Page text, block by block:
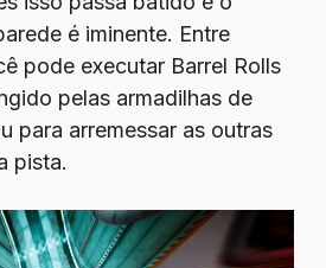
é iminente. Entre
pode executar Barrel Rolls
pelas armadilhas de
para arremessar as outras
pista.